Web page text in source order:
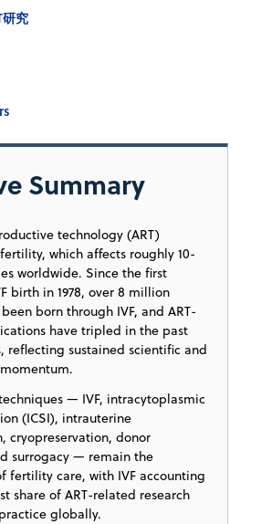
究
Summary
technology (ART)
which affects roughly 10-
worldwide. Since the first
birth in 1978, over 8 million
born through IVF, and ART-
have tripled in the past
reflecting sustained scientific and
— IVF, intracytoplasmic
(ICSI), intrauterine
cryopreservation, donor
surrogacy — remain the
fertility care, with IVF accounting
share of ART-related research
globally.